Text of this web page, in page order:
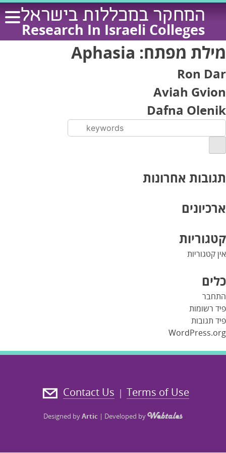
Skip
content
המחקר במכללות בישראל
Research In Israeli Colleges
מילת מפתח: Aphasia
Ron Dar
Aviah Gvion
Dafna Olenik
תגובות אחרונות
ארכיונים
קטגוריות
אין קטגוריות
כלים
התחבר
פיד רשומות
פיד תגובות
WordPress.org
Terms of Use
|
Contact Us
Designed byArtic | Developed by